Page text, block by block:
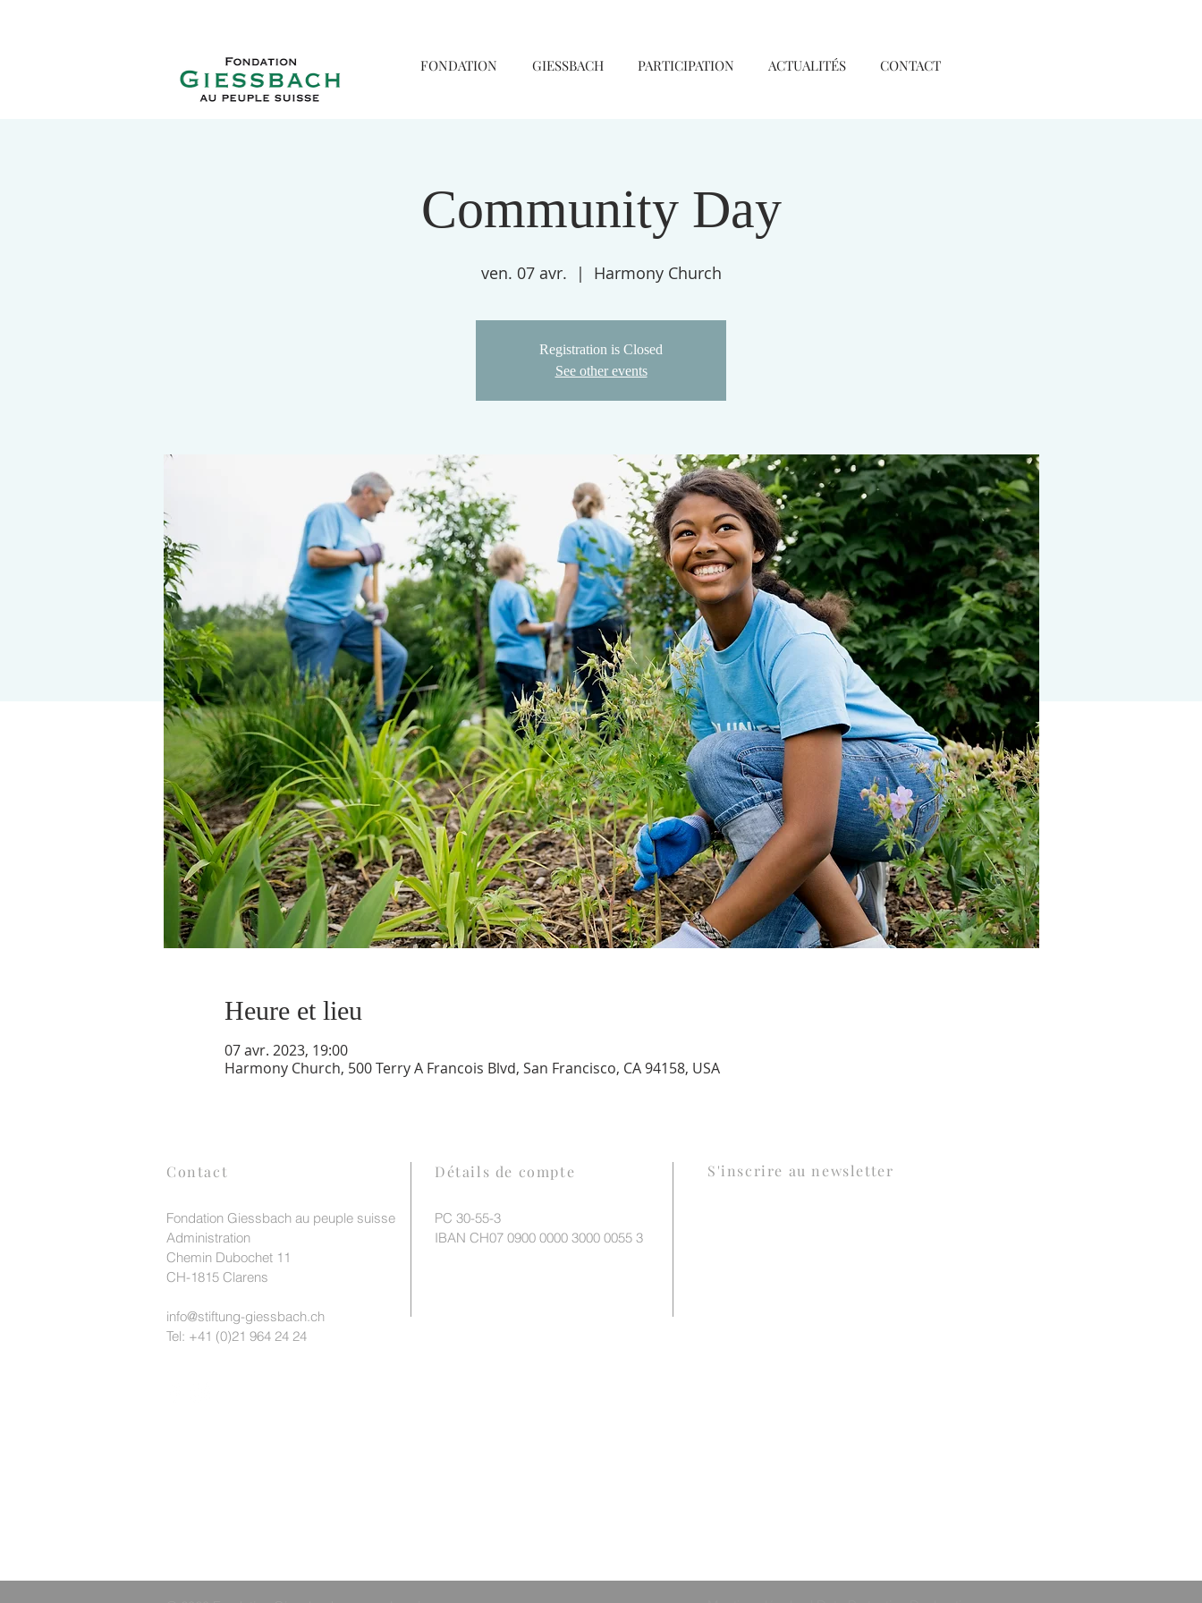
FONDATION GIESSBACH PARTICIPATION ACTUALITÉS CONTACT
Community Day
ven. 07 avr.
  |
Harmony Church
Registration is Closed
See other events
Heure et lieu
07 avr. 2023, 19:00
Harmony Church, 500 Terry A Francois Blvd, San Francisco, CA 94158, USA
Contact
Fondation Giessbach au peuple suisse
Administration
Chemin Dubochet 11
CH-1815 Clarens
info@stiftung-giessbach.ch
Tel: +41 (0)21 964 24 24
Détails de compte
PC 30-55-3
IBAN CH07 0900 0000 3000 0055 3
S'inscrire au newsletter